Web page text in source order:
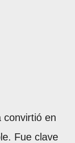
convirtió en
Fue clave